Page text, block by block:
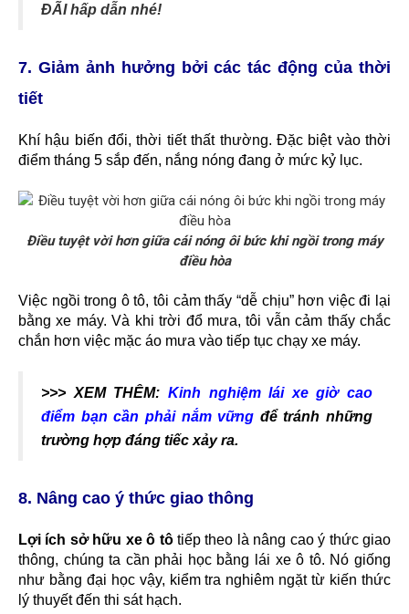
ĐÃI hấp dẫn nhé!
7. Giảm ảnh hưởng bởi các tác động của thời
tiết
Khí hậu biến đổi, thời tiết thất thường. Đặc biệt vào thời
điểm tháng 5 sắp đến, nắng nóng đang ở mức kỷ lục.
Điều tuyệt vời hơn giữa cái nóng ôi bức khi ngồi trong máy
điều hòa
Việc ngồi trong ô tô, tôi cảm thấy “dễ chịu” hơn việc đi lại
bằng xe máy. Và khi trời đổ mưa, tôi vẫn cảm thấy chắc
chắn hơn việc mặc áo mưa vào tiếp tục chạy xe máy.
>>> XEM THÊM: Kinh nghiệm lái xe giờ cao
điểm bạn cần phải nắm vững để tránh những
trường hợp đáng tiếc xảy ra.
8. Nâng cao ý thức giao thông
Lợi ích sở hữu xe ô tôtiếp theo là nâng cao ý thức giao
thông, chúng ta cần phải học bằng lái xe ô tô. Nó giống
như bằng đại học vậy, kiểm tra nghiêm ngặt từ kiến thức
lý thuyết đến thi sát hạch.